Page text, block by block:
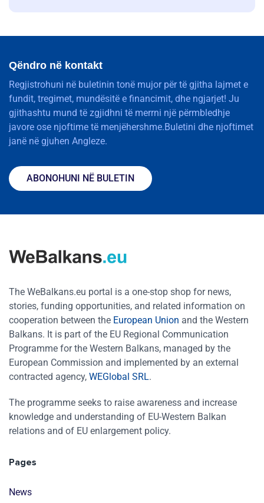
Qëndro në kontakt
Regjistrohuni në buletinin tonë mujor për të gjitha lajmet e
fundit, tregimet, mundësitë e financimit, dhe ngjarjet! Ju
gjithashtu mund të zgjidhni të merrni një përmbledhje
javore ose njoftime të menjëhershme.Buletini dhe njoftimet
janë në gjuhen Angleze.
ABONOHUNI NË BULETIN
The WeBalkans.eu portal is a one-stop shop for news,
stories, funding opportunities, and related information on
cooperation between the European Union and the Western
Balkans. It is part of the EU Regional Communication
Programme for the Western Balkans, managed by the
European Commission and implemented by an external
contracted agency, WEGlobal SRL.
The programme seeks to raise awareness and increase
knowledge and understanding of EU-Western Balkan
relations and of EU enlargement policy.
Pages
News